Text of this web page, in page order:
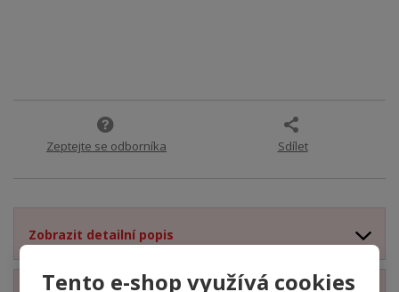
Tento e-shop využívá cookies
Zeptejte se odborníka Sdílet
Zobrazit detailní popis